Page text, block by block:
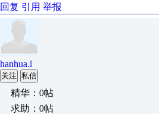
回复 引用 举报
hanhua.l
关注 私信
精华：0帖
求助：0帖